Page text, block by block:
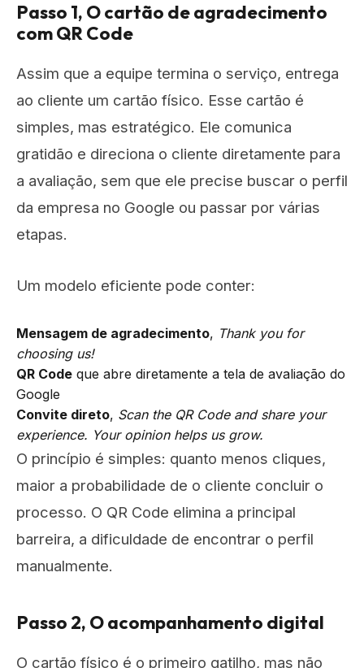
Passo 1, O cartão de agradecimento
com QR Code
Assim que a equipe termina o serviço, entrega
ao cliente um cartão físico. Esse cartão é
simples, mas estratégico. Ele comunica
gratidão e direciona o cliente diretamente para
a avaliação, sem que ele precise buscar o perfil
da empresa no Google ou passar por várias
etapas.
Um modelo eficiente pode conter:
Mensagem de agradecimento, Thank you for
choosing us!
QR Code que abre diretamente a tela de avaliação do
Google
Convite direto, Scan the QR Code and share your
experience. Your opinion helps us grow.
O princípio é simples: quanto menos cliques,
maior a probabilidade de o cliente concluir o
processo. O QR Code elimina a principal
barreira, a dificuldade de encontrar o perfil
manualmente.
Passo 2, O acompanhamento digital
O cartão físico é o primeiro gatilho, mas não